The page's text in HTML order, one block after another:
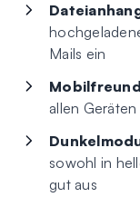
Mails ein
allen
sowohl in
gut aus